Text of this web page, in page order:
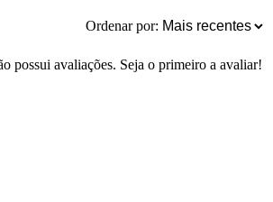
Ordenar por:
possui avaliações. Seja o primeiro a avaliar!